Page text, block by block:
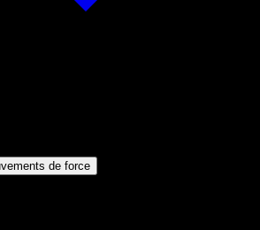
de force